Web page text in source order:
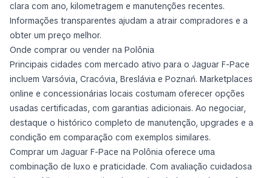
clara com ano, kilometragem e manutenções recentes.
Informações transparentes ajudam a atrair compradores e a
obter um preço melhor.
Onde comprar ou vender na Polônia
Principais cidades com mercado ativo para o Jaguar F-Pace
incluem Varsóvia, Cracóvia, Breslávia e Poznań. Marketplaces
online e concessionárias locais costumam oferecer opções
usadas certificadas, com garantias adicionais. Ao negociar,
destaque o histórico completo de manutenção, upgrades e a
condição em comparação com exemplos similares.
Comprar um Jaguar F-Pace na Polônia oferece uma
combinação de luxo e praticidade. Com avaliação cuidadosa